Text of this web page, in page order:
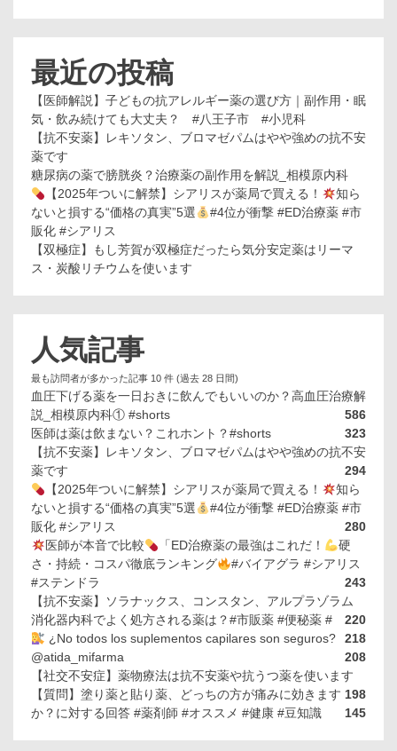
最近の投稿
【医師解説】子どもの抗アレルギー薬の選び方｜副作用・眠
気・飲み続けても大丈夫？ #八王子市 #小児科
【抗不安薬】レキソタン、ブロマゼパムはやや強めの抗不安
薬です
糖尿病の薬で膀胱炎？治療薬の副作用を解説_相模原内科
【2025年ついに解禁】シアリスが薬局で買える！
知ら
ないと損する“価格の真実”5選
#4位が衝撃 #ED治療薬 #市
販化 #シアリス
【双極症】もし芳賀が双極症だったら気分安定薬はリーマ
ス・炭酸リチウムを使います
人気記事
最も訪問者が多かった記事 10 件 (過去 28 日間)
血圧下げる薬を一日おきに飲んでもいいのか？高血圧治療解
説_相模原内科① #shorts
586
医師は薬は飲まない？これホント？#shorts
323
【抗不安薬】レキソタン、ブロマゼパムはやや強めの抗不安
薬です
294
【2025年ついに解禁】シアリスが薬局で買える！
知ら
ないと損する“価格の真実”5選
#4位が衝撃 #ED治療薬 #市
販化 #シアリス
280
医師が本音で比較
「ED治療薬の最強はこれだ！
硬
さ・持続・コスパ徹底ランキング
#バイアグラ #シアリス
#ステンドラ
243
【抗不安薬】ソラナックス、コンスタン、アルプラゾラム
220
消化器内科でよく処方される薬は？#市販薬 #便秘薬 #
218
¿No todos los suplementos capilares son seguros?
@atida_mifarma
208
【社交不安症】薬物療法は抗不安薬や抗うつ薬を使います
198
【質問】塗り薬と貼り薬、どっちの方が痛みに効きます
か？に対する回答 #薬剤師 #オススメ #健康 #豆知識
145